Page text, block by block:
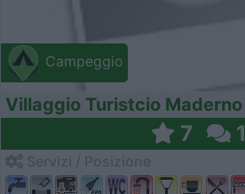
Campeggio
Villaggio Turistcio Maderno
7 1